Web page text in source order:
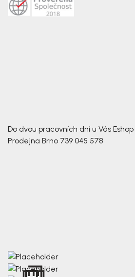
Do dvou pracovních dní u Vás Eshop
Prodejna Brno 739 045 578